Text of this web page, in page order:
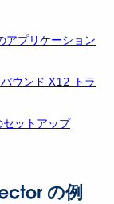
アプリケーション
ウンド X12 トラ
ットアップ
の例